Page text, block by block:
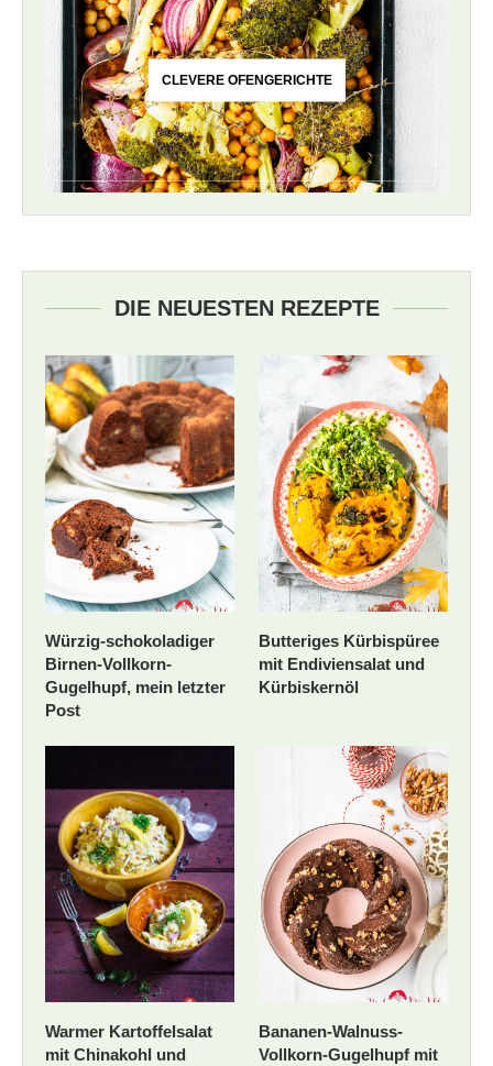
CLEVERE OFENGERICHTE
DIE NEUESTEN REZEPTE
Würzig-schokoladiger
Birnen-Vollkorn-
Gugelhupf, mein letzter
Post
Butteriges Kürbispüree
mit Endiviensalat und
Kürbiskernöl
Warmer Kartoffelsalat
mit Chinakohl und
Bananen-Walnuss-
Vollkorn-Gugelhupf mit